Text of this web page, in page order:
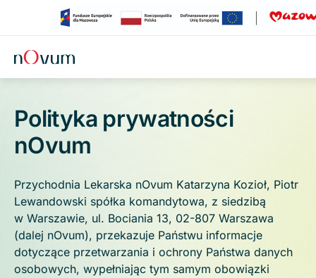
Polityka prywatności
nOvum
Przychodnia Lekarska nOvum Katarzyna Kozioł, Piotr
Lewandowski spółka komandytowa, z siedzibą
w Warszawie, ul. Bociania 13, 02-807 Warszawa
(dalej nOvum), przekazuje Państwu informacje
dotyczące przetwarzania i ochrony Państwa danych
osobowych, wypełniając tym samym obowiązki